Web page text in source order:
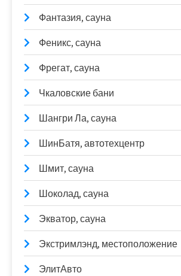
Фантазия, сауна
Феникс, сауна
Фрегат, сауна
Чкаловские бани
Шангри Ла, сауна
ШинБатя, автотехцентр
Шмит, сауна
Шоколад, сауна
Экватор, сауна
Экстримлэнд, местоположение
ЭлитАвто